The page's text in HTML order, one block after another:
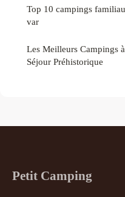
Top 10 campings
var
Les Meilleurs Campings
Séjour Préhistorique
Petit Camping